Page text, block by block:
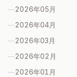
—2026年05 月
—2026年04月
—2026年03 月
—2026年02 月
—2026年01 月